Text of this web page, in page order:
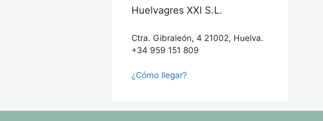
Huelvagres XXI S.L.
Ctra. Gibraleón, 4 21002, Huelva.
+34 959 151 809
¿Cómo llegar?